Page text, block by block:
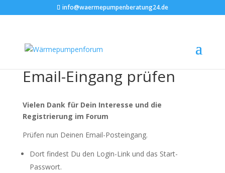
info@waermepumpenberatung24.de
Email-Eingang prüfen
Vielen Dank für Dein Interesse und die
Registrierung im Forum
Prüfen nun Deinen Email-Posteingang.
Dort findest Du den Login-Link und das Start-
Passwort.